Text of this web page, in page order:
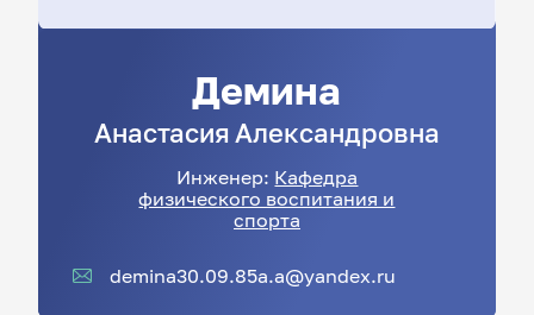
Демина
Анастасия Александровна
Инженер: Кафедра
физического воспитания и
спорта
demina30.09.85a.a@yandex.ru